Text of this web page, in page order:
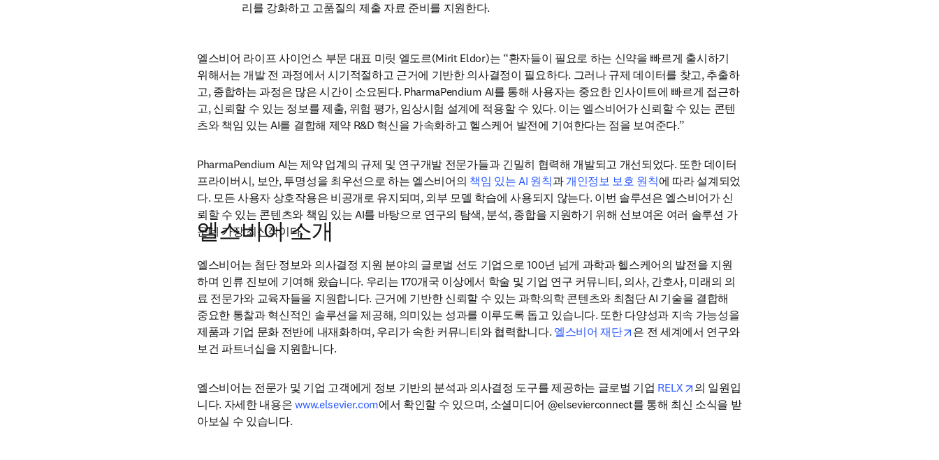
리를 강화하고 고품질의 제출 자료 준비를 지원한다.
엘스비어 라이프 사이언스 부문 대표 미릿 엘도르(Mirit Eldor)는 “환자들이 필요로 하는 신약을 빠르게 출시하기
위해서는 개발 전 과정에서 시기적절하고 근거에 기반한 의사결정이 필요하다. 그러나 규제 데이터를 찾고, 추출하
고, 종합하는 과정은 많은 시간이 소요된다. PharmaPendium AI를 통해 사용자는 중요한 인사이트에 빠르게 접근하
고, 신뢰할 수 있는 정보를 제출, 위험 평가, 임상시험 설계에 적용할 수 있다. 이는 엘스비어가 신뢰할 수 있는 콘텐
츠와 책임 있는 AI를 결합해 제약 R&D 혁신을 가속화하고 헬스케어 발전에 기여한다는 점을 보여준다.”
PharmaPendium AI는 제약 업계의 규제 및 연구개발 전문가들과 긴밀히 협력해 개발되고 개선되었다. 또한 데이터
프라이버시, 보안, 투명성을 최우선으로 하는 엘스비어의 책임 있는 AI 원칙과 개인정보 보호 원칙에 따라 설계되었
다. 모든 사용자 상호작용은 비공개로 유지되며, 외부 모델 학습에 사용되지 않는다. 이번 솔루션은 엘스비어가 신
뢰할 수 있는 콘텐츠와 책임 있는 AI를 바탕으로 연구의 탐색, 분석, 종합을 지원하기 위해 선보여온 여러 솔루션 가
운데 가장 최신작이다.
엘스비어 소개
엘스비어는 첨단 정보와 의사결정 지원 분야의 글로벌 선도 기업으로 100년 넘게 과학과 헬스케어의 발전을 지원
하며 인류 진보에 기여해 왔습니다. 우리는 170개국 이상에서 학술 및 기업 연구 커뮤니티, 의사, 간호사, 미래의 의
료 전문가와 교육자들을 지원합니다. 근거에 기반한 신뢰할 수 있는 과학·의학 콘텐츠와 최첨단 AI 기술을 결합해
중요한 통찰과 혁신적인 솔루션을 제공해, 의미있는 성과를 이루도록 돕고 있습니다. 또한 다양성과 지속 가능성을
제품과 기업 문화 전반에 내재화하며, 우리가 속한 커뮤니티와 협력합니다. 엘스비어 재단 opens in new tab/window
은 전 세계에서 연구와
보건 파트너십을 지원합니다.
엘스비어는 전문가 및 기업 고객에게 정보 기반의 분석과 의사결정 도구를 제공하는 글로벌 기업 RELX opens in new tab/window
의 일원입
니다. 자세한 내용은 www.elsevier.com에서 확인할 수 있으며, 소셜미디어 @elsevierconnect를 통해 최신 소식을 받
아보실 수 있습니다.